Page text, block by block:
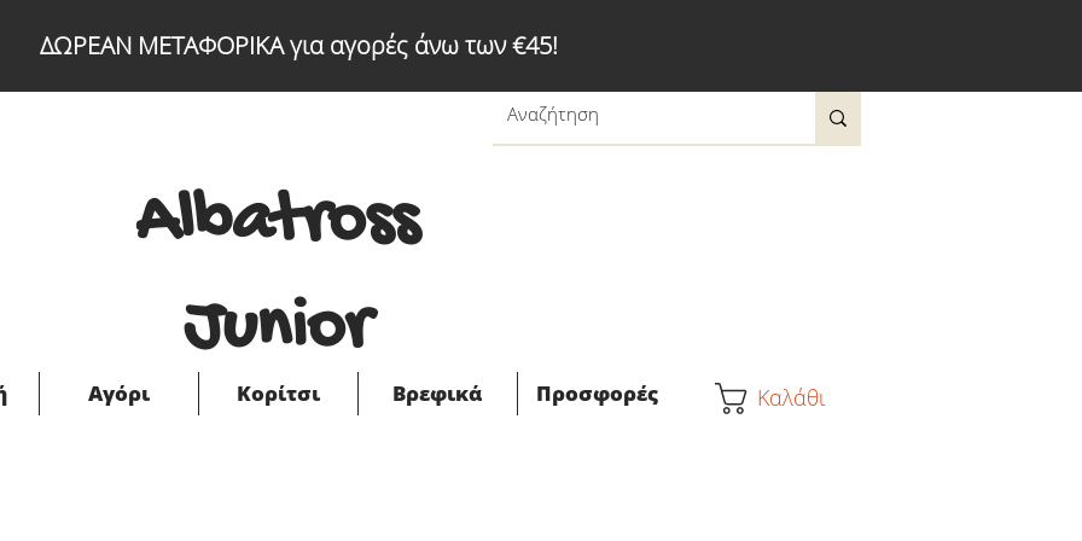
ΔΩΡΕΑΝ ΜΕΤΑΦΟΡΙΚΑ για αγορές άνω των €45!
Albatross
Junior
Αγόρι Κορίτσι Βρεφικά Προσφορές Καλάθι